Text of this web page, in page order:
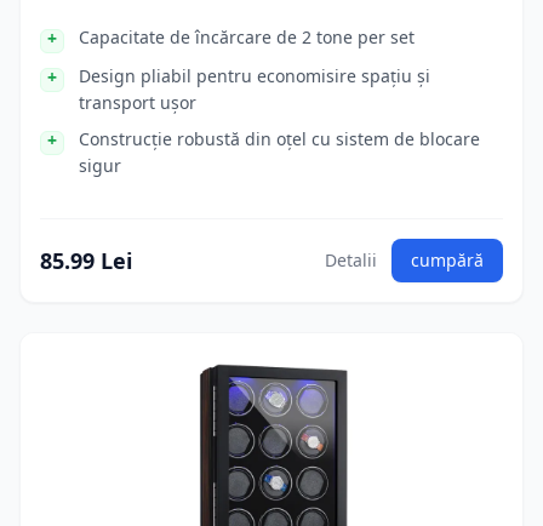
Capacitate de încărcare de 2 tone per set
Design pliabil pentru economisire spațiu și
transport ușor
Construcție robustă din oțel cu sistem de blocare
sigur
85.99 Lei Detalii cumpără